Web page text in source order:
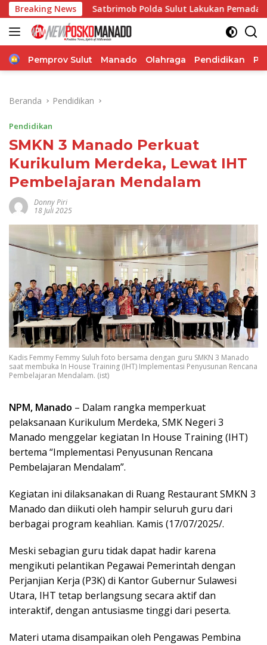
Langsung
ke
konten
Breaking News
Satbrimob Polda Sulut Lakukan Pemadaman
Home
Pemprov Sulut Manado Olahraga Pendidikan
Beranda Pendidikan
Pendidikan
SMKN 3 Manado Perkuat
Kurikulum Merdeka, Lewat IHT
Pembelajaran Mendalam
Donny Piri
18 Juli 2025
Kadis Femmy Femmy Suluh foto bersama dengan guru SMKN 3 Manado
saat membuka In House Training (IHT) Implementasi Penyusunan Rencana
Pembelajaran Mendalam. (ist)
NPM, Manado – Dalam rangka memperkuat
pelaksanaan Kurikulum Merdeka, SMK Negeri 3
Manado menggelar kegiatan In House Training (IHT)
bertema “Implementasi Penyusunan Rencana
Pembelajaran Mendalam”.
Kegiatan ini dilaksanakan di Ruang Restaurant SMKN 3
Manado dan diikuti oleh hampir seluruh guru dari
berbagai program keahlian. Kamis (17/07/2025/.
Meski sebagian guru tidak dapat hadir karena
mengikuti pelantikan Pegawai Pemerintah dengan
Perjanjian Kerja (P3K) di Kantor Gubernur Sulawesi
Utara, IHT tetap berlangsung secara aktif dan
interaktif, dengan antusiasme tinggi dari peserta.
Materi utama disampaikan oleh Pengawas Pembina